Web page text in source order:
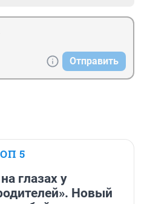
Отправить
5
глазах у
Новый